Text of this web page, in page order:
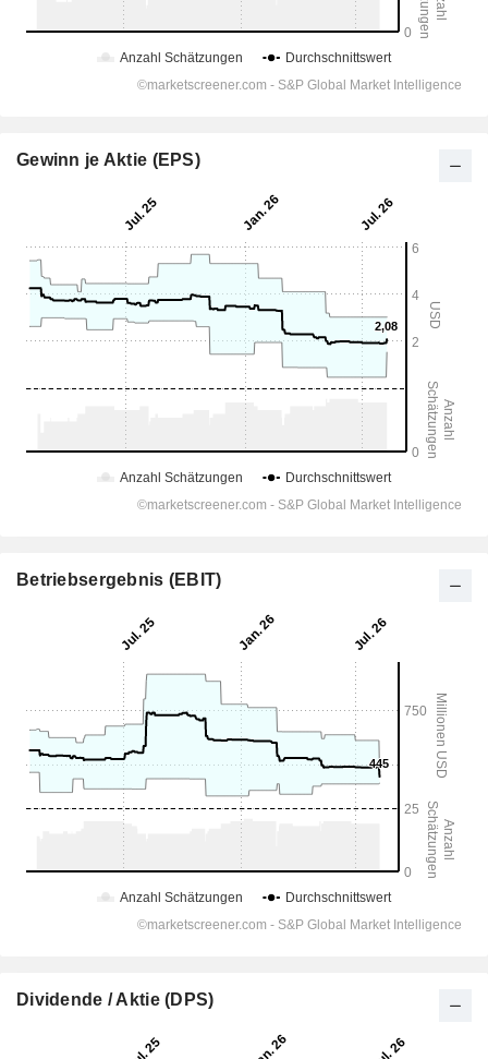
Gewinn je Aktie (EPS)
Betriebsergebnis (EBIT)
Dividende / Aktie (DPS)